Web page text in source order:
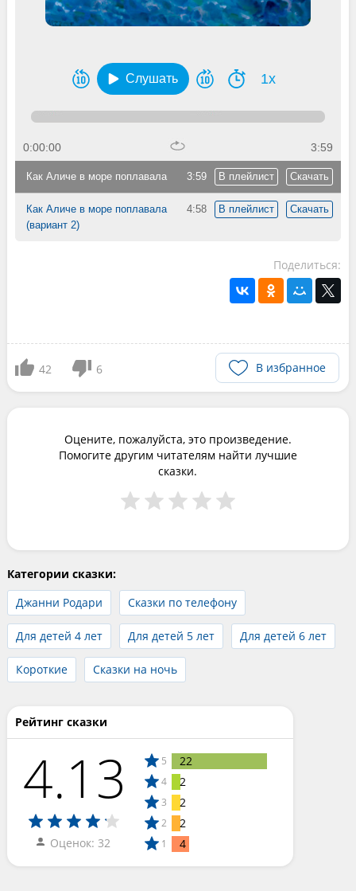
Слушать 1x
0:00:00 3:59
3:59 В плейлист Скачать
Как Аличе в море поплавала
4:58 В плейлист Скачать
Как Аличе в море поплавала
(вариант 2)
Поделиться:
42 6 В избранное
Оцените, пожалуйста, это произведение.
Помогите другим читателям найти лучшие
сказки.
Категории сказки:
Джанни Родари
Сказки по телефону
Для детей 4 лет Для детей 5 лет Для детей 6 лет
Короткие Сказки на ночь
Рейтинг сказки
4.13
Оценок: 32
5 22
4 2
3 2
2 2
1 4